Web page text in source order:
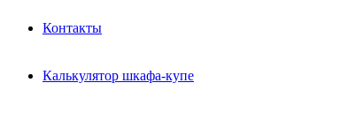
Контакты
Калькулятор шкафа-купе